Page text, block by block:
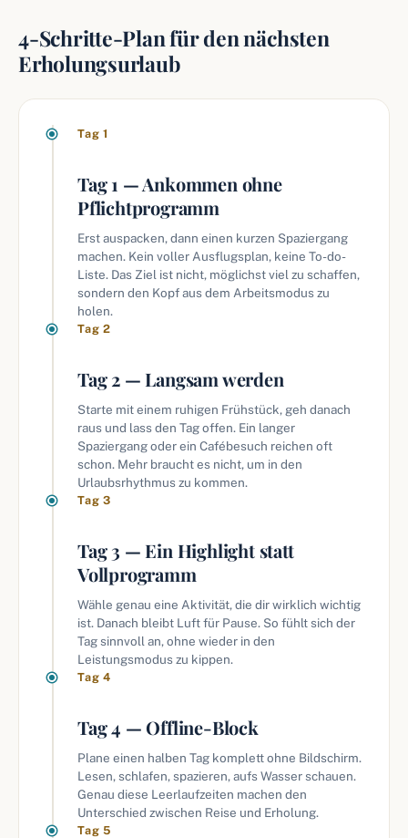
4-Schritte-Plan für den nächsten
Erholungsurlaub
Tag 1
Tag 1 — Ankommen ohne
Pflichtprogramm
Erst auspacken, dann einen kurzen Spaziergang
machen. Kein voller Ausflugsplan, keine To-do-
Liste. Das Ziel ist nicht, möglichst viel zu schaffen,
sondern den Kopf aus dem Arbeitsmodus zu
holen.
Tag 2
Tag 2 — Langsam werden
Starte mit einem ruhigen Frühstück, geh danach
raus und lass den Tag offen. Ein langer
Spaziergang oder ein Cafébesuch reichen oft
schon. Mehr braucht es nicht, um in den
Urlaubsrhythmus zu kommen.
Tag 3
Tag 3 — Ein Highlight statt
Vollprogramm
Wähle genau eine Aktivität, die dir wirklich wichtig
ist. Danach bleibt Luft für Pause. So fühlt sich der
Tag sinnvoll an, ohne wieder in den
Leistungsmodus zu kippen.
Tag 4
Tag 4 — Offline-Block
Plane einen halben Tag komplett ohne Bildschirm.
Lesen, schlafen, spazieren, aufs Wasser schauen.
Genau diese Leerlaufzeiten machen den
Unterschied zwischen Reise und Erholung.
Tag 5